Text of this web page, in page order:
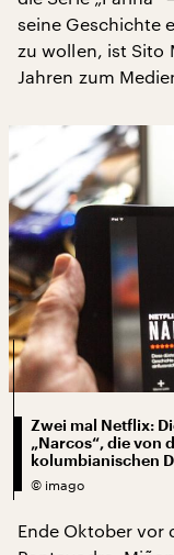
seine Geschichte
zu wollen, ist Sito
Jahren zum
Zwei mal Netflix:
„Narcos“, die von
kolumbianischen
© imago
Ende Oktober vor